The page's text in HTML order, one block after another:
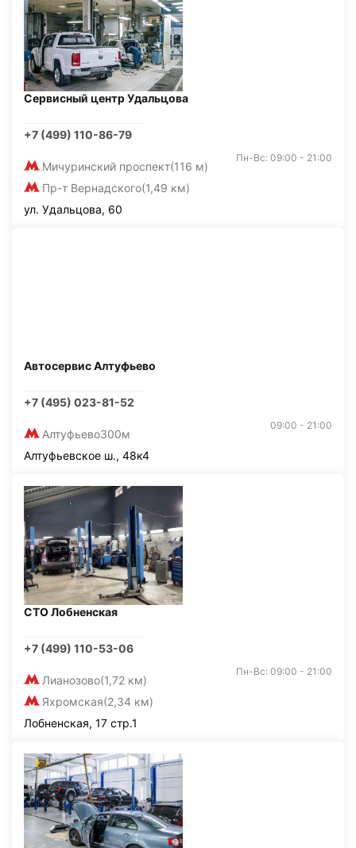
Сервисный центр Удальцова
+7 (499) 110-86-79
Мичуринский проспект(116 м)
Пр-т Вернадского(1,49 км)
Пн-Вс: 09:00 - 21:00
ул. Удальцова, 60
Автосервис Алтуфьево
+7 (495) 023-81-52
Алтуфьево300м
09:00 - 21:00
Алтуфьевское ш., 48к4
СТО Лобненская
+7 (499) 110-53-06
Лианозово(1,72 км)
Яхромская(2,34 км)
Пн-Вс: 09:00 - 21:00
Лобненская, 17 стр.1